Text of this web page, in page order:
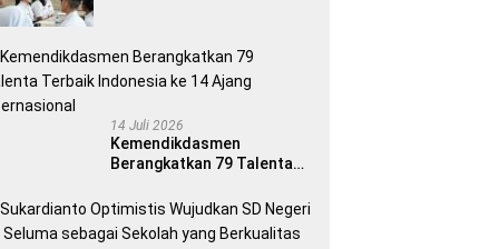
14 Juli 2026
Kemendikdasmen
Berangkatkan 79 Talenta
Ajang Internasional